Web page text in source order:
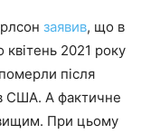
заявив, що в
квітень 2021 року
після
США. А фактичне
При цьому